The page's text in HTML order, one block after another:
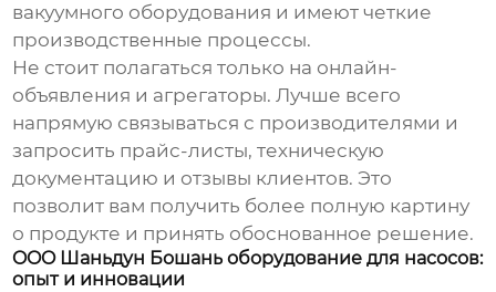
вакуумного оборудования и имеют четкие
производственные процессы.
Не стоит полагаться только на онлайн-
объявления и агрегаторы. Лучше всего
напрямую связываться с производителями и
запросить прайс-листы, техническую
документацию и отзывы клиентов. Это
позволит вам получить более полную картину
о продукте и принять обоснованное решение.
OOO Шаньдун Бошань оборудование для насосов:
опыт и инновации